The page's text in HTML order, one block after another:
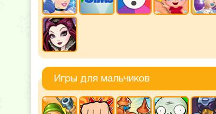
Игры для мальчиков